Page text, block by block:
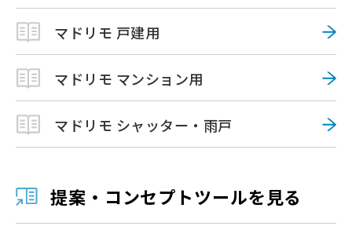
マドリモ 戸建用
マドリモ マンション用
マドリモ シャッター・雨戸
提案・コンセプトツールを見る